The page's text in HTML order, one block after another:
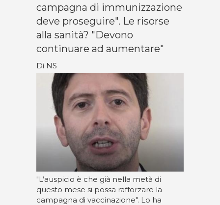
campagna di immunizzazione
deve proseguire". Le risorse
alla sanità? "Devono
continuare ad aumentare"
Di NS
"L’auspicio è che già nella metà di
questo mese si possa rafforzare la
campagna di vaccinazione". Lo ha